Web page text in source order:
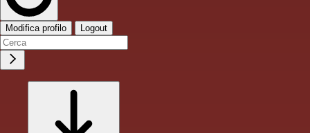
Modifica profilo Logout